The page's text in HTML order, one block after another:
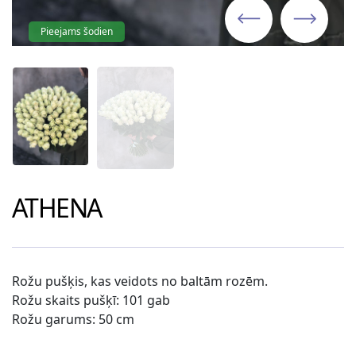
Pieejams šodien
ATHENA
Rožu pušķis, kas veidots no baltām rozēm.
Rožu skaits pušķī: 101 gab
Rožu garums: 50 cm